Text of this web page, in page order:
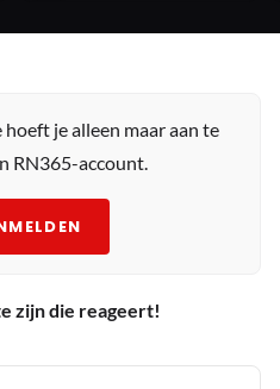
je alleen maar aan te
RN365-account.
zijn die reageert!